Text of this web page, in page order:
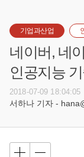
기업과산업
네이버, 네
인공지능
2018-07-09 18:04:05
서하나 기자 -